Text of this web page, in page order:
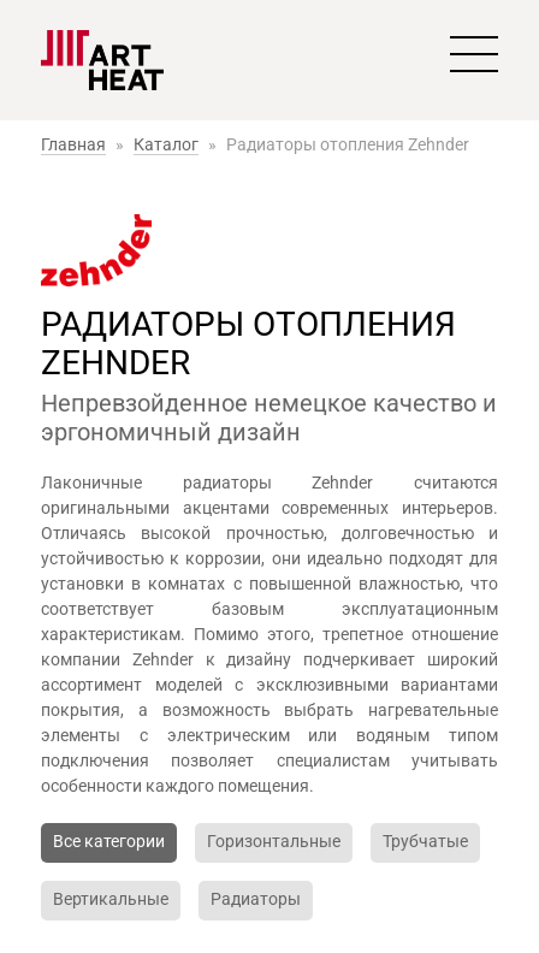
Главная » Каталог » Радиаторы отопления Zehnder
РАДИАТОРЫ ОТОПЛЕНИЯ
ZEHNDER
Непревзойденное немецкое качество и
эргономичный дизайн
Лаконичные радиаторы Zehnder считаются
оригинальными акцентами современных интерьеров.
Отличаясь высокой прочностью, долговечностью и
устойчивостью к коррозии, они идеально подходят для
установки в комнатах с повышенной влажностью, что
соответствует базовым эксплуатационным
характеристикам. Помимо этого, трепетное отношение
компании Zehnder к дизайну подчеркивает широкий
ассортимент моделей с эксклюзивными вариантами
покрытия, а возможность выбрать нагревательные
элементы с электрическим или водяным типом
подключения позволяет специалистам учитывать
особенности каждого помещения.
Все категории Горизонтальные Трубчатые
Вертикальные Радиаторы